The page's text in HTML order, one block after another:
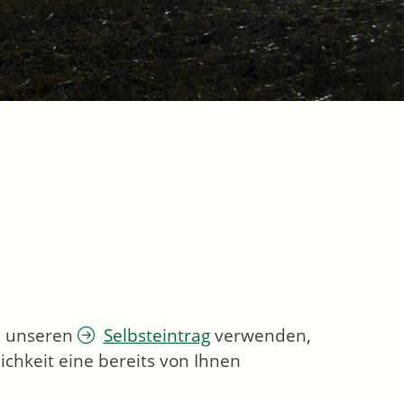
unseren Selbsteintragverwenden,
eine bereits von Ihnen